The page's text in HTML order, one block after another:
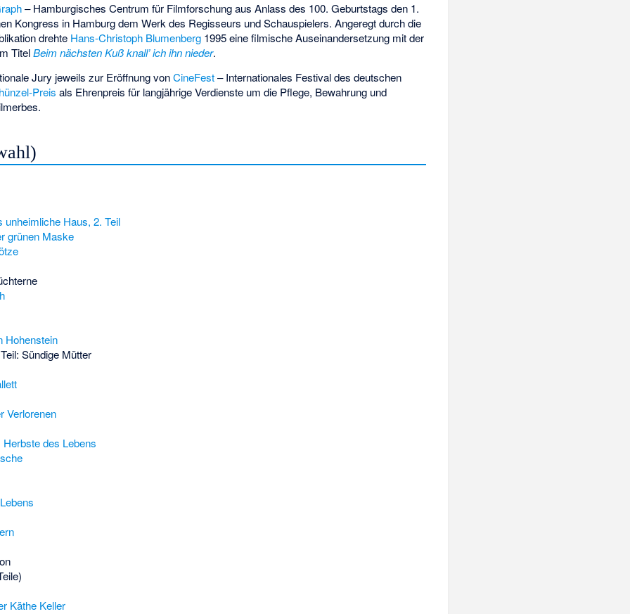
– Hamburgisches Centrum für Filmforschung aus Anlass des 100. Geburtstags den 1.
Kongress in Hamburg dem Werk des Regisseurs und Schauspielers. Angeregt durch die
drehte Hans-Christoph Blumenberg 1995 eine filmische Auseinandersetzung mit der
TitelBeim nächsten Kuß knall’ ich ihn nieder.
Jury jeweils zur Eröffnung vonCineFest– Internationales Festival des deutschen
Preis als Ehrenpreis für langjährige Verdienste um die Pflege, Bewahrung und
unheimliche Haus, 2. Teil
grünen Maske
Hohenstein
Sündige Mütter
Verlorenen
des Lebens
Käthe Keller